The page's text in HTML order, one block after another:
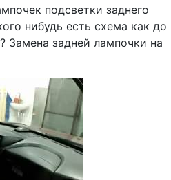
подсветки заднего
нибудь есть схема как до
Замена задней лампочки на